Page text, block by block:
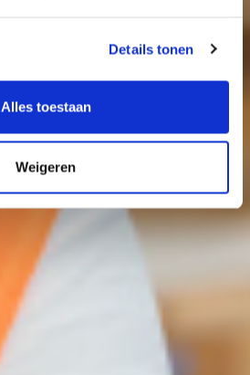
Details tonen
Alles toestaan
Weigeren